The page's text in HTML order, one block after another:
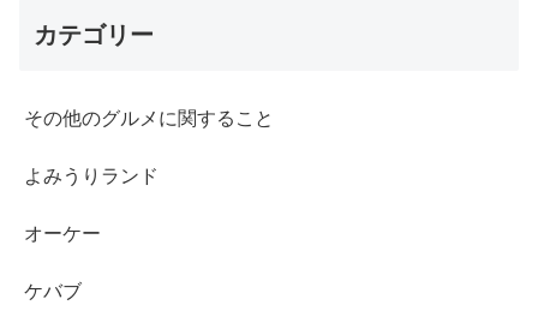
カテゴリー
その他のグルメに関すること
よみうりランド
オーケー
ケバブ